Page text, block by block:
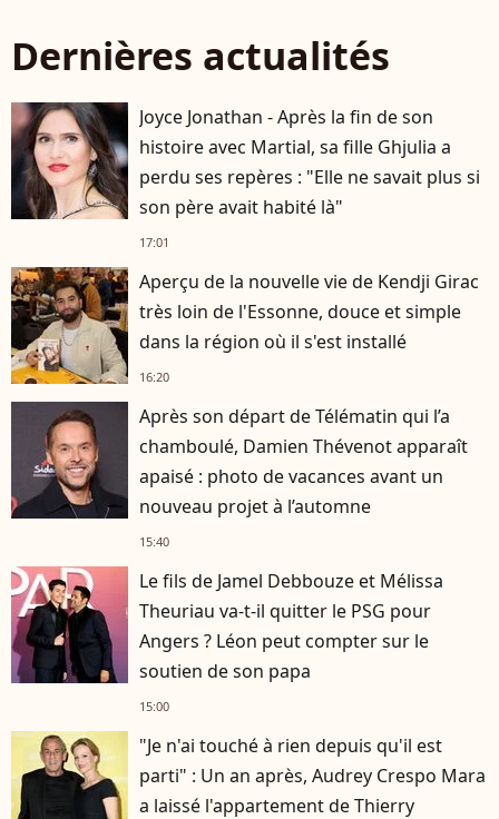
Dernières actualités
Joyce Jonathan - Après la fin de son
histoire avec Martial, sa fille Ghjulia a
perdu ses repères : "Elle ne savait plus si
son père avait habité là"
17:01
Aperçu de la nouvelle vie de Kendji Girac
très loin de l'Essonne, douce et simple
dans la région où il s'est installé
16:20
Après son départ de Télématin qui l’a
chamboulé, Damien Thévenot apparaît
apaisé : photo de vacances avant un
nouveau projet à l’automne
15:40
Le fils de Jamel Debbouze et Mélissa
Theuriau va-t-il quitter le PSG pour
Angers ? Léon peut compter sur le
soutien de son papa
15:00
"Je n'ai touché à rien depuis qu'il est
parti" : Un an après, Audrey Crespo Mara
a laissé l'appartement de Thierry